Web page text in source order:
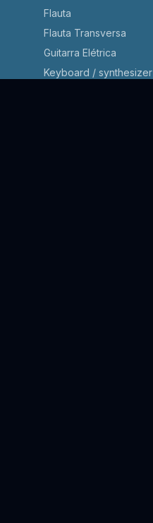
Flauta
Flauta Transversa
Guitarra Elétrica
Keyboard / synthesizer